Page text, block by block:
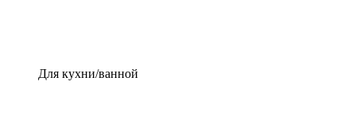
Для кухни/ванной